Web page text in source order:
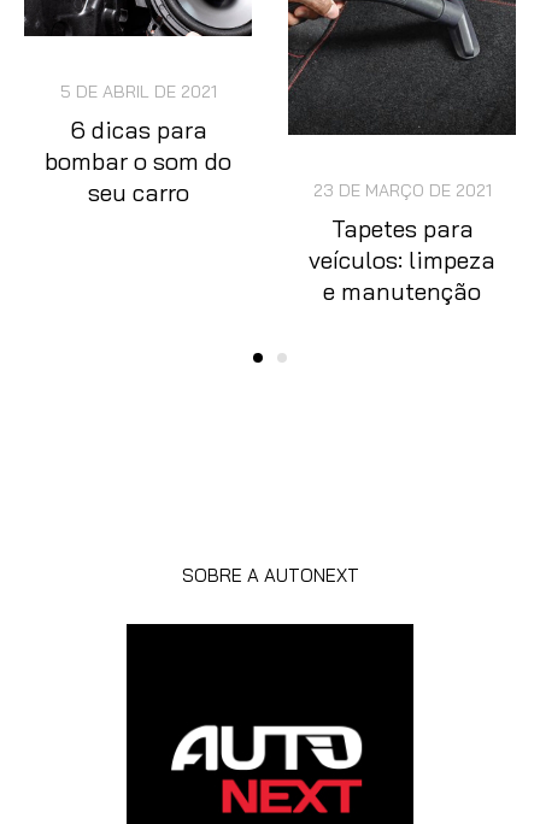
5 DE ABRIL DE 2021
6 dicas para
bombar o som do
seu carro
23 DE MARÇO DE 2021
Tapetes para
veículos: limpeza
e manutenção
SOBRE A AUTONEXT